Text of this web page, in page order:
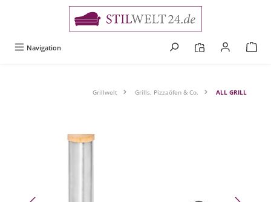
Navigation
Grillwelt Grills, Pizzaöfen & Co. ALL GRILL
Bildergalerie überspringen